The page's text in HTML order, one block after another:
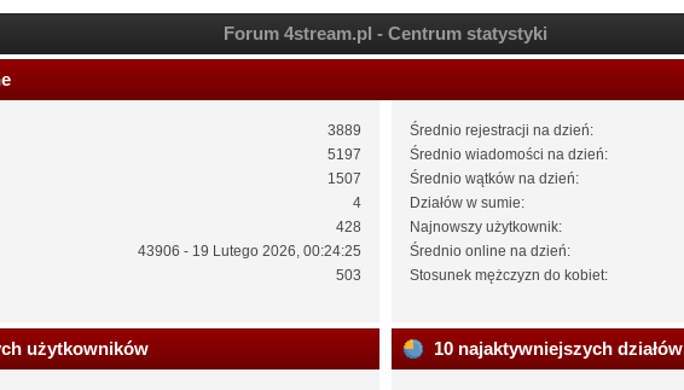
Forum 4stream.pl - Centrum statystyki
3889
5197
1507
4
428
43906 - 19 Lutego 2026, 00:24:25
503
Średnio rejestracji na dzień:
Średnio wiadomości na dzień:
Średnio wątków na dzień:
Działów w sumie:
Najnowszy użytkownik:
Średnio online na dzień:
Stosunek mężczyzn do kobiet:
użytkowników 10 najaktywniejszych działów